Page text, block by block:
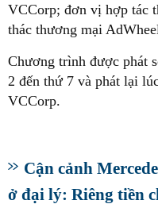
VCCorp; đơn vị hợp tác
thác thương mại
Chương trình được phát
2 đến thứ 7 và phát lại
VCCorp.
Cận cảnh
ở đại lý: Riêng tiền